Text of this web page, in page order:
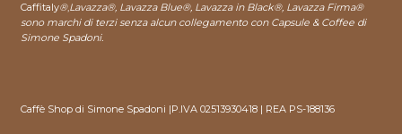
Caffitaly®,Lavazza®, Lavazza Blue®, Lavazza in Black®, Lavazza Firma®
sono marchi di terzi senza alcun collegamento con Capsule & Coffee di
Simone Spadoni.
Caffè Shop di Simone Spadoni |P.IVA 02513930418 | REA PS-188136